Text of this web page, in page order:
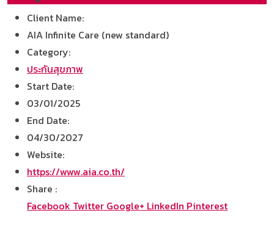
Client Name:
AIA Infinite Care (new standard)
Category:
ประกันสุขภาพ
Start Date:
03/01/2025
End Date:
04/30/2027
Website:
https://www.aia.co.th/
Share :
Facebook Twitter Google+ LinkedIn Pinterest